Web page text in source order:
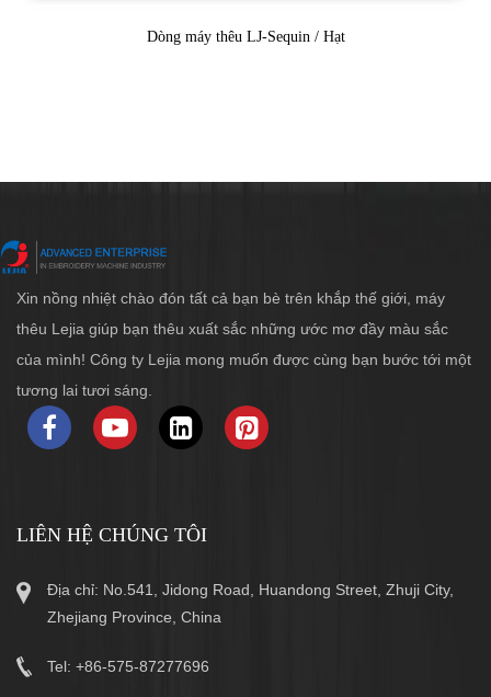
Dòng máy thêu LJ-Sequin / Hạt
Xin nồng nhiệt chào đón tất cả bạn bè trên khắp thế giới, máy
thêu Lejia giúp bạn thêu xuất sắc những ước mơ đầy màu sắc
của mình! Công ty Lejia mong muốn được cùng bạn bước tới một
tương lai tươi sáng.
LIÊN HỆ CHÚNG TÔI
Địa chỉ: No.541, Jidong Road, Huandong Street, Zhuji City,
Zhejiang Province, China
Tel: +86-575-87277696